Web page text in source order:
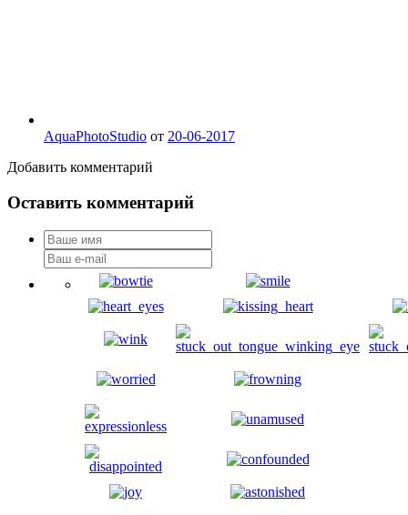
AquaPhotoStudio от 20-06-2017
Добавить комментарий
Оставить комментарий